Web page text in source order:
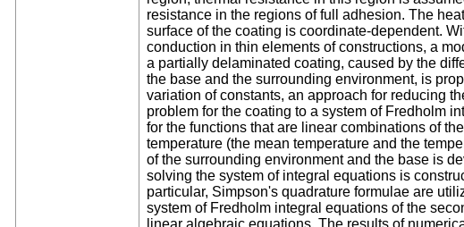
resistance in the regions of full adhesion. The
surface of the coating is coordinate-dependent.
conduction in thin elements of constructions, a
a partially delaminated coating, caused by the
the base and the surrounding environment, is
variation of constants, an approach for reducing
problem for the coating to a system of Fredholm
for the functions that are linear combinations of
temperature (the mean temperature and the
of the surrounding environment and the base is
solving the system of integral equations is
particular, Simpson's quadrature formulae are
system of Fredholm integral equations of the